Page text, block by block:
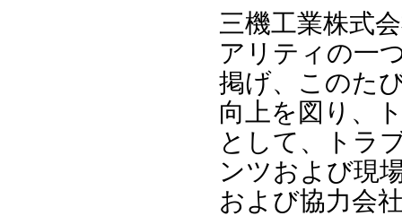
三機工業株式
アリティの一
掲げ、このた
向上を図り、
として、トラ
ンツおよび現
および協力会